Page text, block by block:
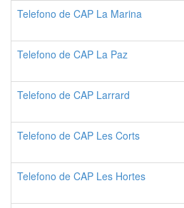
Telefono de CAP La Marina
Telefono de CAP La Paz
Telefono de CAP Larrard
Telefono de CAP Les Corts
Telefono de CAP Les Hortes